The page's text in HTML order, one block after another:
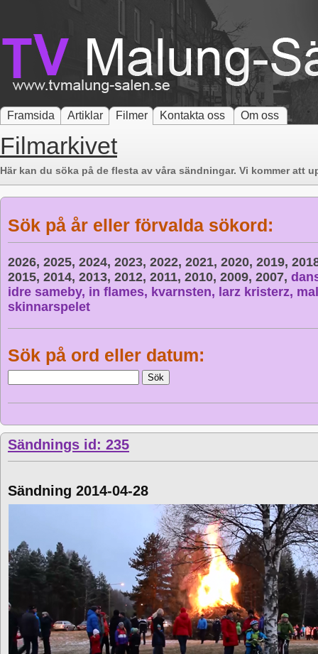
Framsida Artiklar Filmer Kontakta oss Om oss
Filmarkivet
Här kan du söka på de flesta av våra sändningar. Vi kommer att
Sök på år eller förvalda sökord:
2026, 2025, 2024, 2023, 2022, 2021, 2020, 2019,
2015, 2014, 2013, 2012, 2011, 2010, 2009, 2007,
idre sameby, in flames, kvarnsten, larz kristerz,
skinnarspelet
Sök på ord eller datum:
Sändnings id: 235
Sändning 2014-04-28